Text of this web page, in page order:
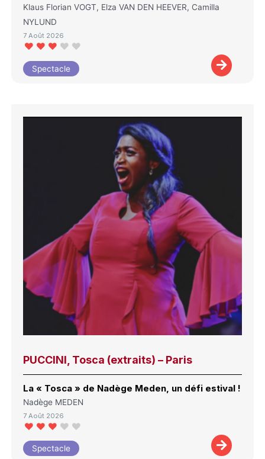
Klaus Florian VOGT, Elza VAN DEN HEEVER, Camilla
NYLUND
7 Août 2026
Spectacle
PUCCINI, Tosca (extraits) – Paris
La « Tosca » de Nadège Meden, un défi estival !
Nadège MEDEN
7 Août 2026
Spectacle